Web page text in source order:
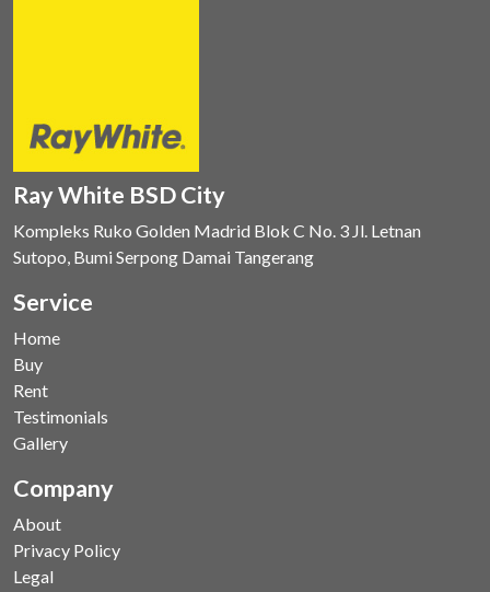
Ray White BSD City
Kompleks Ruko Golden Madrid Blok C No. 3 Jl. Letnan
Sutopo, Bumi Serpong Damai Tangerang
Service
Home
Buy
Rent
Testimonials
Gallery
Company
About
Privacy Policy
Legal